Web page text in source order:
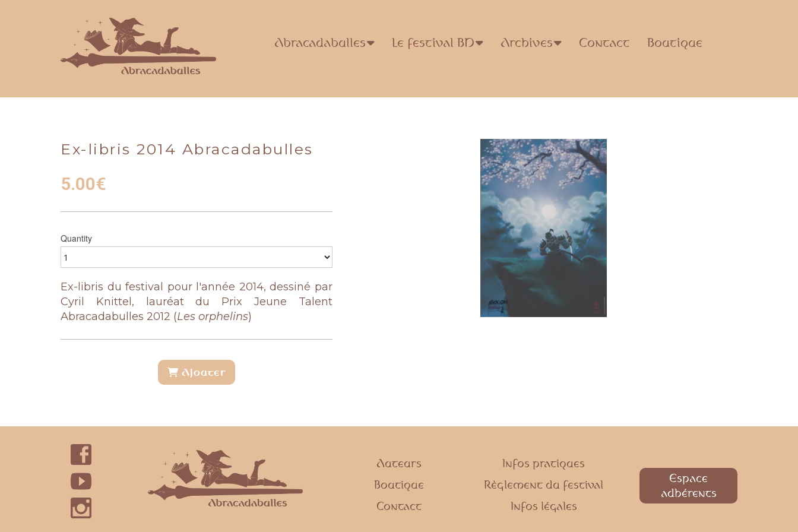
Abracadabulles Le festival BD Archives Contact Boutique
Ex-libris 2014 Abracadabulles
5.00€
Quantity
Ex-libris du festival pour l'année 2014, dessiné par
Cyril Knittel,
auréat du Prix Jeune Talent
Abracadabulles 2012 (Les orphelins)
Ajouter
Auteurs
Boutique
Contact
Infos pratiques
Règlement du festival
Infos légales
Espace
adhérents